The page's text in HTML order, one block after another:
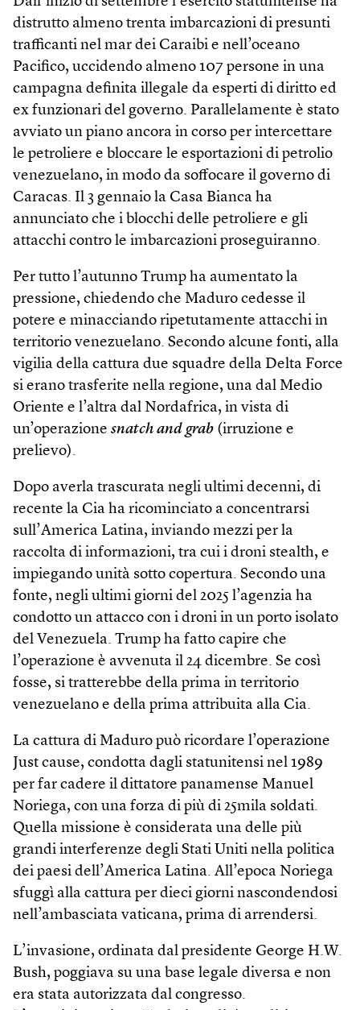
distrutto almeno trenta imbarcazioni di presunti
trafficanti nel mar dei Caraibi e nell’oceano
Pacifico, uccidendo almeno 107 persone in una
campagna definita illegale da esperti di diritto ed
ex funzionari del governo. Parallelamente è stato
avviato un piano ancora in corso per intercettare
le petroliere e bloccare le esportazioni di petrolio
venezuelano, in modo da soffocare il governo di
Caracas. Il 3 gennaio la Casa Bianca ha
annunciato che i blocchi delle petroliere e gli
attacchi contro le imbarcazioni proseguiranno.
Per tutto l’autunno Trump ha aumentato la
pressione, chiedendo che Maduro cedesse il
potere e minacciando ripetutamente attacchi in
territorio venezuelano. Secondo alcune fonti, alla
vigilia della cattura due squadre della Delta Force
si erano trasferite nella regione, una dal Medio
Oriente e l’altra dal Nordafrica, in vista di
un’operazione snatch and grab (irruzione e
prelievo).
Dopo averla trascurata negli ultimi decenni, di
recente la Cia ha ricominciato a concentrarsi
sull’America Latina, inviando mezzi per la
raccolta di informazioni, tra cui i droni stealth, e
impiegando unità sotto copertura. Secondo una
fonte, negli ultimi giorni del 2025 l’agenzia ha
condotto un attacco con i droni in un porto isolato
del Venezuela. Trump ha fatto capire che
l’operazione è avvenuta il 24 dicembre. Se così
fosse, si tratterebbe della prima in territorio
venezuelano e della prima attribuita alla Cia.
La cattura di Maduro può ricordare l’operazione
Just cause, condotta dagli statunitensi nel 1989
per far cadere il dittatore panamense Manuel
Noriega, con una forza di più di 25mila soldati.
Quella missione è considerata una delle più
grandi interferenze degli Stati Uniti nella politica
dei paesi dell’America Latina. All’epoca Noriega
sfuggì alla cattura per dieci giorni nascondendosi
nell’ambasciata vaticana, prima di arrendersi.
L’invasione, ordinata dal presidente George H.W.
Bush, poggiava su una base legale diversa e non
era stata autorizzata dal congresso.